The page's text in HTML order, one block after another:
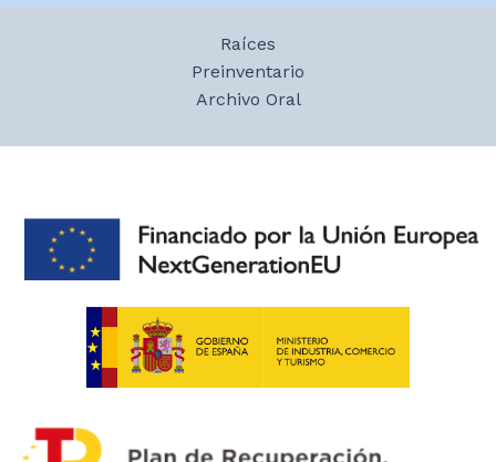
Raíces
Preinventario
Archivo Oral